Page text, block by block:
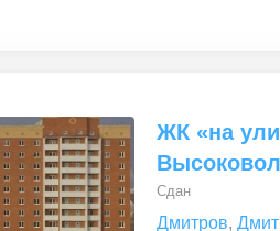
ЖК «на
Сдан
Дмитров,